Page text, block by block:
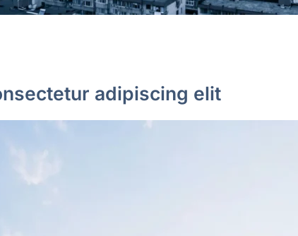
adipiscing elit